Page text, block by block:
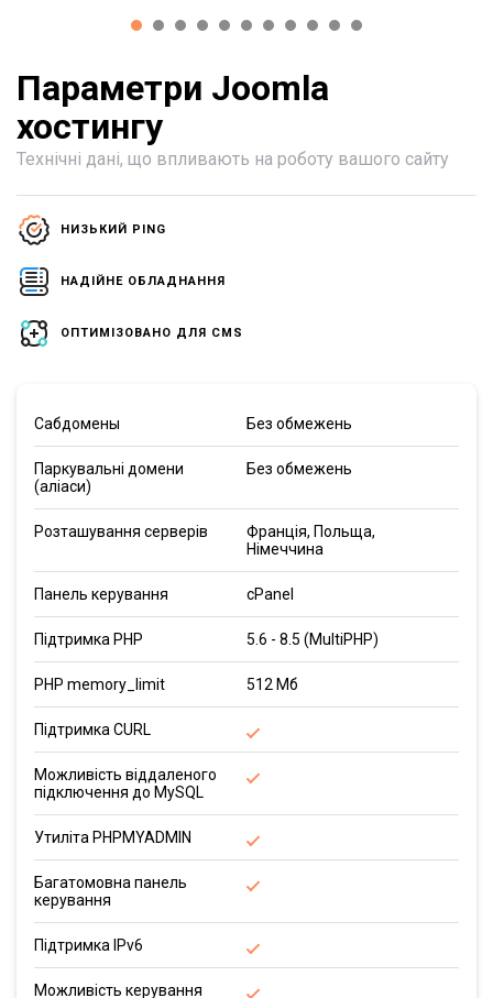
Параметри Joomla
хостингу
Технічні дані, що впливають на роботу вашого сайту
НИЗЬКИЙ PING
НАДІЙНЕ ОБЛАДНАННЯ
ОПТИМІЗОВАНО ДЛЯ CMS
Сабдомены Без обмежень
Паркувальні домени
(аліаси)
Без обмежень
Розташування серверів
Франція, Польща,
Німеччина
Панель керування cPanel
Підтримка PHP 5.6 - 8.5 (MultiPHP)
PHP memory_limit 512 Мб
Підтримка CURL
Можливість віддаленого
підключення до MySQL
Утиліта PHPMYADMIN
Багатомовна панель
керування
Підтримка IPv6
Можливість керування